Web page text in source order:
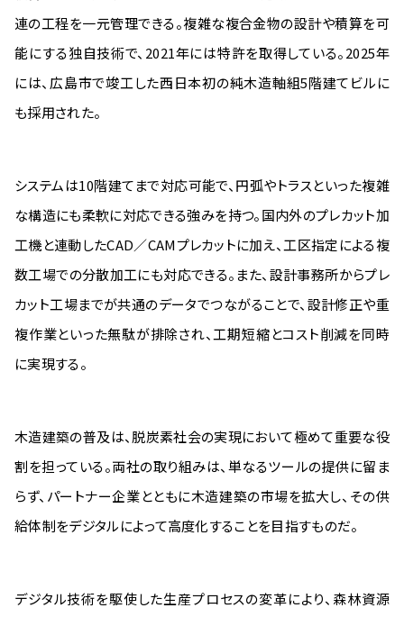
連の工程を一元管理できる。複雑な複合金物の設計や積算を可
能にする独自技術で、2021年には特許を取得している。2025年
には、広島市で竣工した西日本初の純木造軸組5階建てビルに
も採用された。
システムは10階建てまで対応可能で、円弧やトラスといった複雑
な構造にも柔軟に対応できる強みを持つ。国内外のプレカット加
工機と連動したCAD／CAMプレカットに加え、工区指定による複
数工場での分散加工にも対応できる。また、設計事務所からプレ
カット工場までが共通のデータでつながることで、設計修正や重
複作業といった無駄が排除され、工期短縮とコスト削減を同時
に実現する。
木造建築の普及は、脱炭素社会の実現において極めて重要な役
割を担っている。両社の取り組みは、単なるツールの提供に留ま
らず、パートナー企業とともに木造建築の市場を拡大し、その供
給体制をデジタルによって高度化することを目指すものだ。
デジタル技術を駆使した生産プロセスの変革により、森林資源